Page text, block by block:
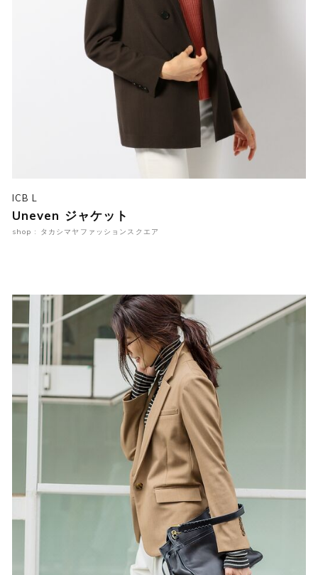
ICB L
Uneven ジャケット
shop : タカシマヤファッションスクエア